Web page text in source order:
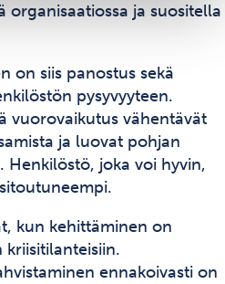
organisaatiossa ja suositella
on siis panostus sekä
pysyvyyteen.
vuorovaikutus vähentävät
ja luovat pohjan
Henkilöstö, joka voi hyvin,
kun kehittäminen on
kriisitilanteisiin.
ennakoivasti on